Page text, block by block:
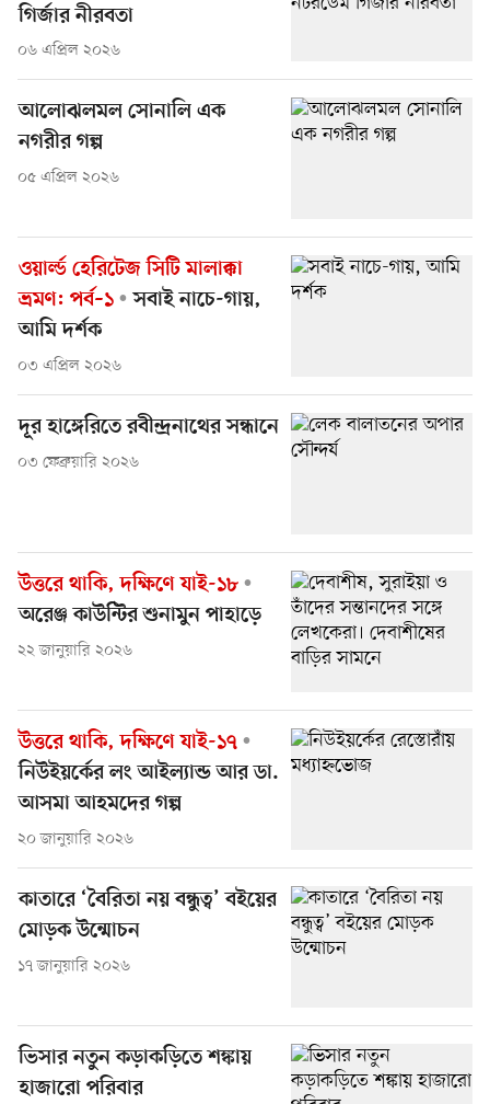
গির্জার নীরবতা
০৬ এপ্রিল ২০২৬
আলোঝলমল সোনালি এক
নগরীর গল্প
০৫ এপ্রিল ২০২৬
ওয়ার্ল্ড হেরিটেজ সিটি মালাক্কা
ভ্রমণ: পর্ব–১
সবাই নাচে-গায়,
আমি দর্শক
০৩ এপ্রিল ২০২৬
দূর হাঙ্গেরিতে রবীন্দ্রনাথের সন্ধানে
০৩ ফেব্রুয়ারি ২০২৬
উত্তরে থাকি, দক্ষিণে যাই-১৮
অরেঞ্জ কাউন্টির শুনামুন পাহাড়ে
২২ জানুয়ারি ২০২৬
উত্তরে থাকি, দক্ষিণে যাই-১৭
নিউইয়র্কের লং আইল্যান্ড আর ডা.
আসমা আহমদের গল্প
২০ জানুয়ারি ২০২৬
কাতারে ‘বৈরিতা নয় বন্ধুত্ব’ বইয়ের
মোড়ক উন্মোচন
১৭ জানুয়ারি ২০২৬
ভিসার নতুন কড়াকড়িতে শঙ্কায়
হাজারো পরিবার